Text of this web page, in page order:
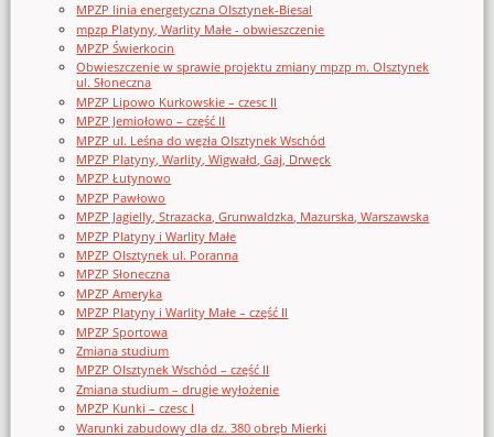
MPZP linia energetyczna Olsztynek-Biesal
mpzp Platyny, Warlity Małe - obwieszczenie
MPZP Świerkocin
Obwieszczenie w sprawie projektu zmiany mpzp m. Olsztynek
ul. Słoneczna
MPZP Lipowo Kurkowskie – czesc II
MPZP Jemiołowo – część II
MPZP ul. Leśna do węzła Olsztynek Wschód
MPZP Platyny, Warlity, Wigwałd, Gaj, Drwęck
MPZP Łutynowo
MPZP Pawłowo
MPZP Jagielly, Strazacka, Grunwaldzka, Mazurska, Warszawska
MPZP Platyny i Warlity Małe
MPZP Olsztynek ul. Poranna
MPZP Słoneczna
MPZP Ameryka
MPZP Platyny i Warlity Małe – część II
MPZP Sportowa
Zmiana studium
MPZP Olsztynek Wschód – część II
Zmiana studium – drugie wyłożenie
MPZP Kunki – czesc I
Warunki zabudowy dla dz. 380 obręb Mierki